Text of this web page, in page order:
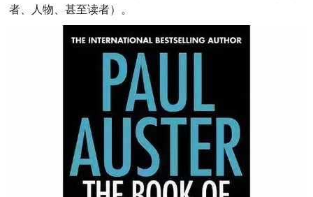
者、人物、甚至读者）。